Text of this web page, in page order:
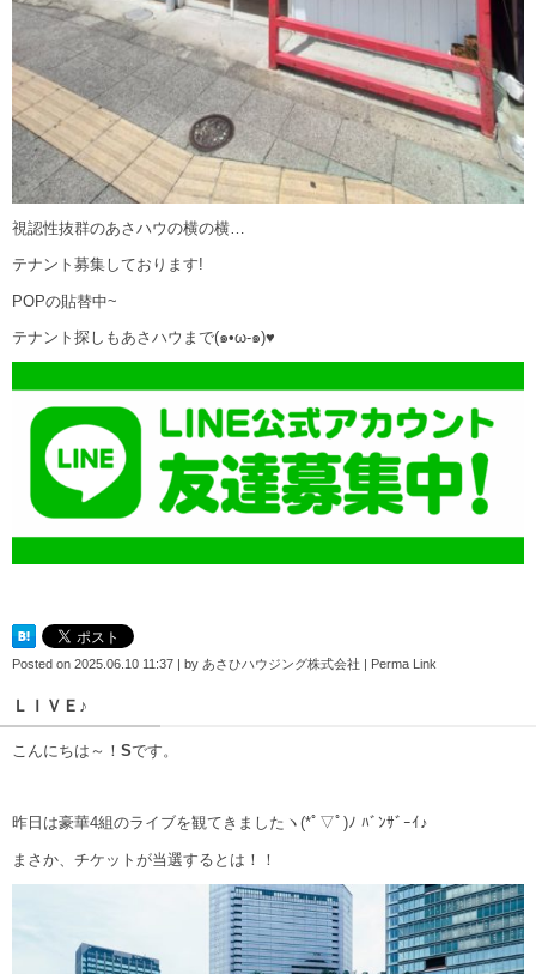
視認性抜群のあさハウの横の横…
テナント募集しております!
POPの貼替中~
テナント探しもあさハウまで(๑•ω-๑)♥
Posted on 2025.06.10 11:37 | by あさひハウジング株式会社 | Perma Link
ＬＩＶＥ♪
こんにちは～！ Sです。
昨日は豪華4組のライブを観てきましたヽ(*ﾟ▽ﾟ)ﾉ ﾊﾞﾝｻﾞｰｲ♪
まさか、チケットが当選するとは！！